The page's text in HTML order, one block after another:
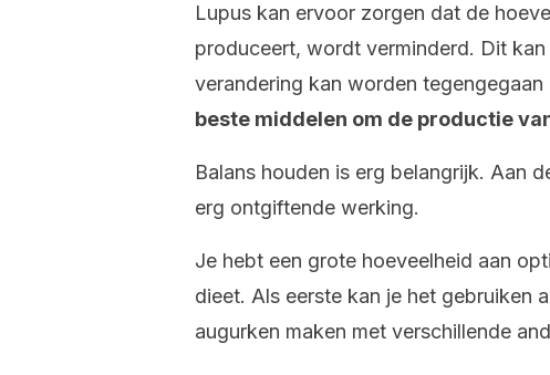
Lupus kan ervoor zorgen dat de
produceert, wordt verminderd. Dit
verandering kan worden tegengegaan
beste middelen om de productie
Balans houden is erg belangrijk. Aan
erg ontgiftende werking.
Je hebt een grote hoeveelheid aan
dieet. Als eerste kan je het gebruiken
augurken maken met verschillende